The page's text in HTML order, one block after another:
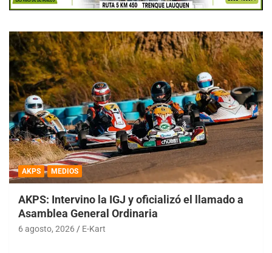
AKPS MEDIOS
AKPS: Intervino la IGJ y oficializó el llamado a
Asamblea General Ordinaria
6 agosto, 2026 E-Kart